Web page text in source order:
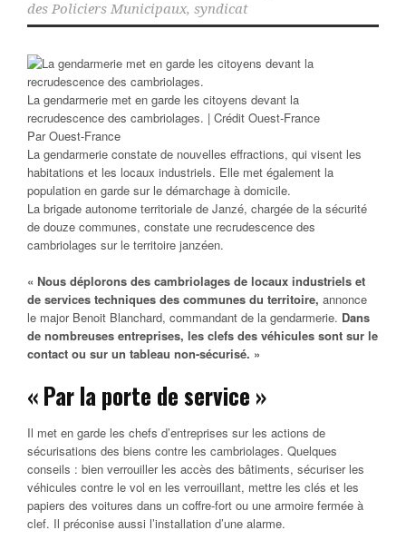
des Policiers Municipaux, syndicat
La gendarmerie met en garde les citoyens devant la
recrudescence des cambriolages. | Crédit Ouest-France
ParOuest-France
La gendarmerie constate de nouvelles effractions, qui visent les
habitations et les locaux industriels. Elle met également la
population en garde sur le démarchage à domicile.
La brigade autonome territoriale de Janzé, chargée de la sécurité
de douze communes, constate une recrudescence des
cambriolages sur le territoire janzéen.
« Nous déplorons des cambriolages de locaux industriels et
de services techniques des communes du territoire, annonce
le major Benoit Blanchard, commandant de la gendarmerie. Dans
de nombreuses entreprises, les clefs des véhicules sont sur le
contact ou sur un tableau non-sécurisé. »
« Par la porte de service »
Il met en garde les chefs d’entreprises sur les actions de
sécurisations des biens contre les cambriolages. Quelques
conseils : bien verrouiller les accès des bâtiments, sécuriser les
véhicules contre le vol en les verrouillant, mettre les clés et les
papiers des voitures dans un coffre-fort ou une armoire fermée à
clef. Il préconise aussi l’installation d’une alarme.